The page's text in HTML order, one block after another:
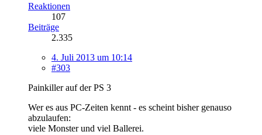
Reaktionen
107
Beiträge
2.335
4. Juli 2013 um 10:14
#303
Painkiller auf der PS 3
Wer es aus PC-Zeiten kennt - es scheint bisher genauso
abzulaufen:
viele Monster und viel Ballerei.